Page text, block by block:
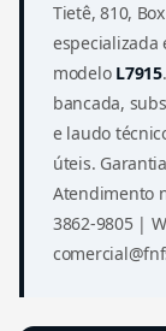
Tietê, 810,
modelo L7915
bancada,
e laudo
úteis.
Atendimento
3862-9805 |